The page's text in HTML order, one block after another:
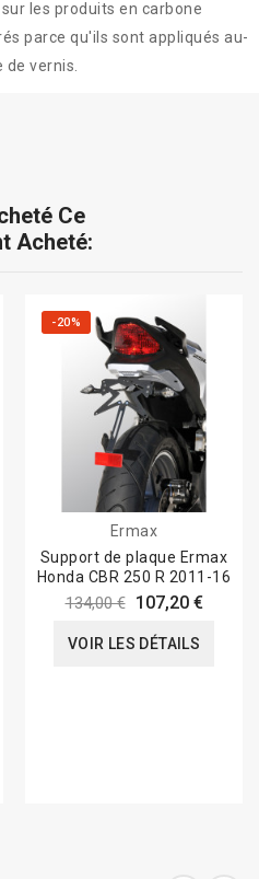
les produits en carbone
parce qu'ils sont appliqués au-
vernis.
Ce
Acheté:
-20%
Ermax
Support de plaque Ermax
Honda CBR 250 R 2011-16
134,00 € 107,20 €
VOIR LES DÉTAILS